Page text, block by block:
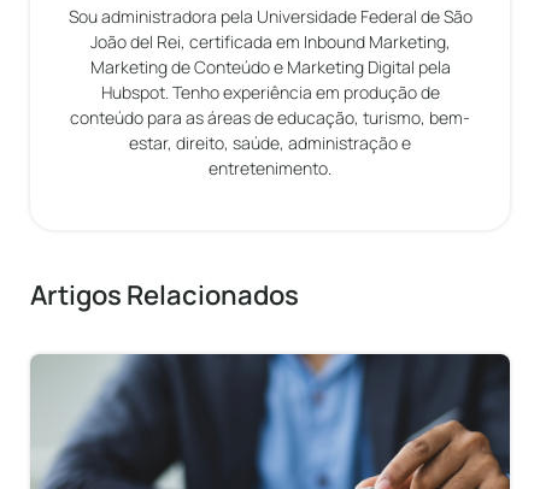
Sou administradora pela Universidade Federal de São
João del Rei, certificada em Inbound Marketing,
Marketing de Conteúdo e Marketing Digital pela
Hubspot. Tenho experiência em produção de
conteúdo para as áreas de educação, turismo, bem-
estar, direito, saúde, administração e
entretenimento.
Artigos Relacionados